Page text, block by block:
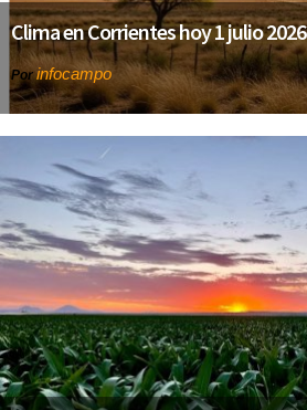
Clima en Corrientes hoy 1 julio 2026
Porinfocampo